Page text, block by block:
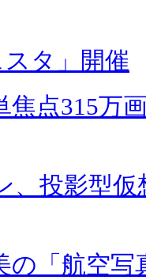
スタ」開催
焦点315万
、投影型
の「航空写